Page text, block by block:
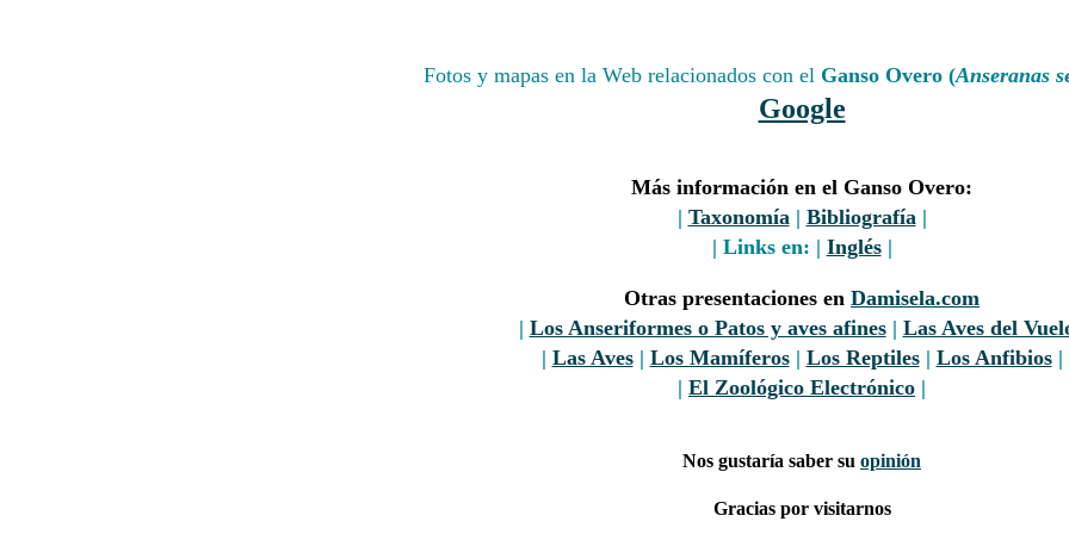
Fotos y mapas en la Web relacionados con el Ganso Overo (Anseranas
Google
Más información en el Ganso Overo:
| Taxonomía| Bibliografía|
| Links en: | Inglés|
Otras presentaciones en Damisela.com
| Los Anseriformes o Patos y aves afines| Las Aves del
| Las Aves| Los Mamíferos| Los Reptiles| Los Anfibios|
| El Zoológico Electrónico |
Nos gustaría saber su opinión
Gracias por visitarnos